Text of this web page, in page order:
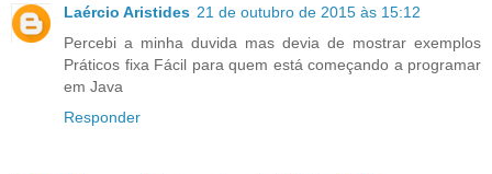
Laércio Aristides 21 de outubro de 2015 às 15:12
Percebi a minha duvida mas devia de mostrar exemplos
Práticos fixa Fácil para quem está começando a programar
em Java
Responder